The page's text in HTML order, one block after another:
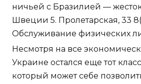
ничьей с Бразилией —
Швеции 5. Пролетарская, 33
Обслуживание физических
Несмотря на все
Украине остался еще тот
который может себе